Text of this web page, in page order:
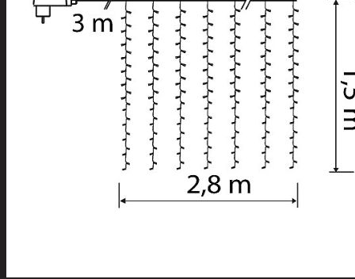
Hiuspinnit ja
lenkit
Hiusvärit
Hiusten ja
Hammashygienia
tuotteet
Kosmetiikka
Käsi ja jalkahoito
Käsivoiteet ja
rasvat